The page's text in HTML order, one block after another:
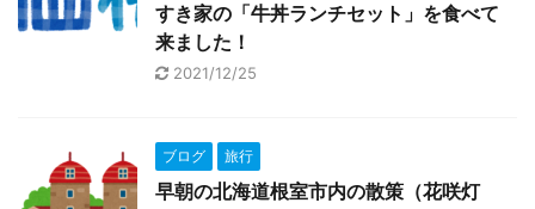
すき家の「牛丼ランチセット」を食べて
来ました！
2021/12/25
ブログ 旅行
早朝の北海道根室市内の散策（花咲灯